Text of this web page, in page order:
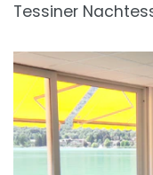
Tessiner